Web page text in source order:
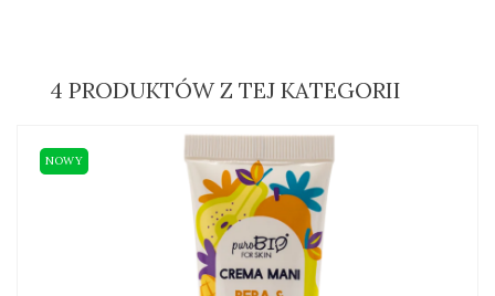
4 PRODUKTÓW Z TEJ KATEGORII
NOWY